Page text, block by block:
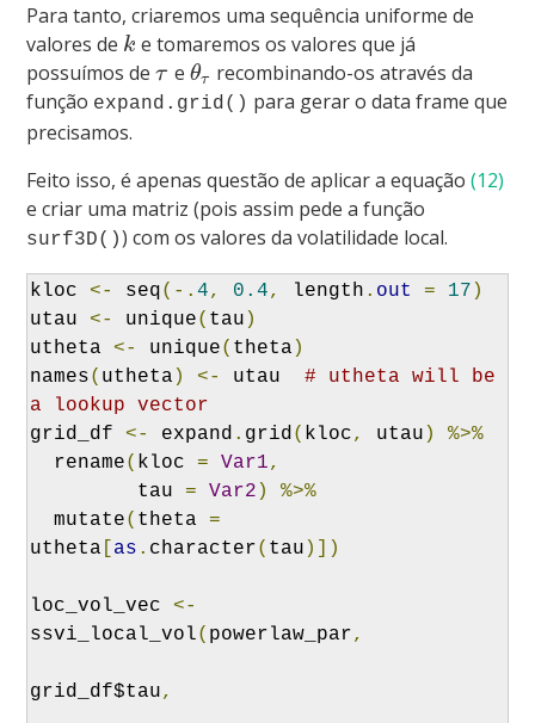
Para tanto, criaremos uma sequência uniforme de
valores de k e tomaremos os valores que já
possuímos deτ e θτ
recombinando-os através da
função expand.grid() para gerar o data frame que
precisamos.
Feito isso, é apenas questão de aplicar a equação(12)
e criar uma matriz (pois assim pede a função
surf3D()) com os valores da volatilidade local.
kloc <- seq(-.4, 0.4, length . out = 17 )
utau <- unique( tau )
utheta <- unique( theta )
names( utheta ) <- utau # utheta will be
a lookup vector
grid_df <- expand . grid ( kloc, utau )
%>%
  rename
( kloc = Var1,
         tau
= Var2 )
%>%
  mutate
( theta =
utheta
as . character( tau )])
loc_vol_vec <-
ssvi_local_vol( powerlaw_par,
grid_df$tau,